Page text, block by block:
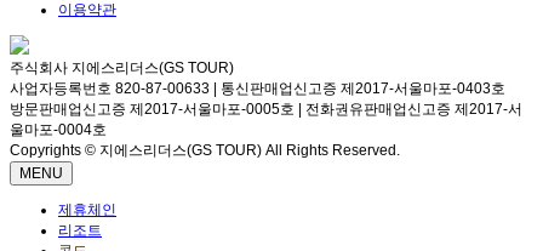
이용약관
주식회사 지에스리더스(GS TOUR)
사업자등록번호 820-87-00633 | 통신판매업신고증 제2017-서울마포-0403호
방문판매업신고증 제2017-서울마포-0005호 | 전화권유판매업신고증 제2017-서
울마포-0004호
Copyrights © 지에스리더스(GS TOUR) All Rights Reserved.
MENU
제휴체인
리조트